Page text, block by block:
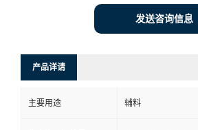
发送咨询信息
产品详请
主要用途 辅料